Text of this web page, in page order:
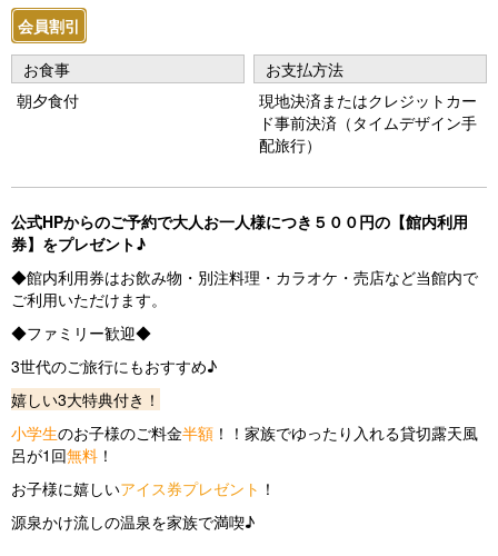
u
s
会員割引
お食事
朝夕食付
お支払方法
現地決済またはクレジットカー
ド事前決済（タイムデザイン手
配旅行）
公式HPからのご予約で大人お一人様につき５００円の【館内利用
券】をプレゼント♪
◆館内利用券はお飲み物・別注料理・カラオケ・売店など当館内で
ご利用いただけます。
◆ファミリー歓迎◆
3世代のご旅行にもおすすめ♪
嬉しい3大特典付き！
小学生のお子様のご料金半額 ！！家族でゆったり入れる貸切露天風
呂が1回無料 ！
お子様に嬉しいアイス券プレゼント ！
源泉かけ流しの温泉を家族で満喫♪